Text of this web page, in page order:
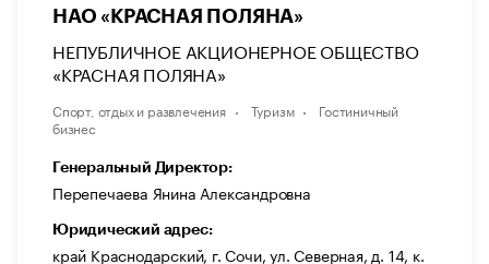
НАО «КРАСНАЯ ПОЛЯНА»
НЕПУБЛИЧНОЕ АКЦИОНЕРНОЕ ОБЩЕСТВО
«КРАСНАЯ ПОЛЯНА»
Спорт, отдых и развлечения Туризм
Гостиничный
бизнес
Генеральный Директор:
Перепечаева Янина Александровна
Юридический адрес:
край Краснодарский, г. Сочи, ул. Северная, д. 14, к.